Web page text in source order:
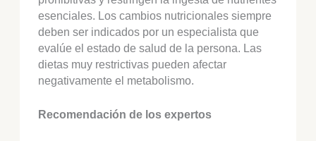
esenciales. Los cambios nutricionales siempre
deben ser indicados por un especialista que
evalúe el estado de salud de la persona. Las
dietas muy restrictivas pueden afectar
negativamente el metabolismo.
Recomendación de los expertos